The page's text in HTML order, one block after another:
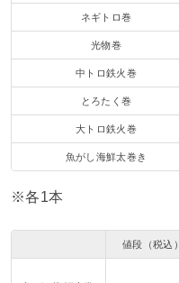
ネギトロ巻
光物巻
中トロ鉄火巻
とろたく巻
大トロ鉄火巻
魚がし海鮮太巻き
※各1本
値段（税込）